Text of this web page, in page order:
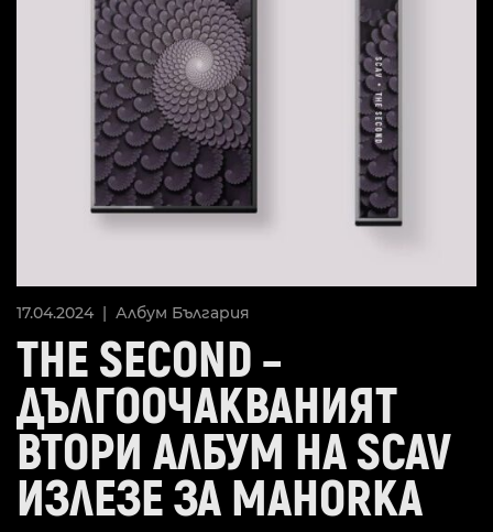
17.04.2024 | Албум България
THE SECOND –
ДЪЛГООЧАКВАНИЯТ
ВТОРИ АЛБУМ НА SCAV
ИЗЛЕЗЕ ЗА MAHORKA